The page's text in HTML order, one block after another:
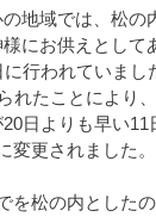
地域では、松の
にお供えとして
行われていまし
れたことにより
日よりも早い11
変更されました。
を松の内とした